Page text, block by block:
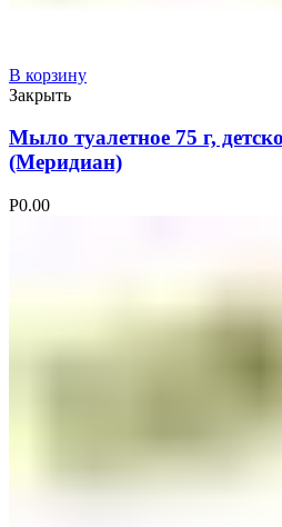
В корзину
Закрыть
Мыло туалетное 75 г,
(Меридиан)
Р0.00